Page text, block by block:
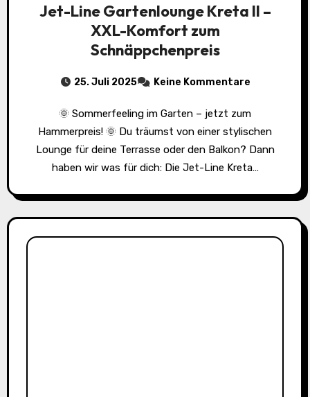
Jet-Line Gartenlounge Kreta II –
XXL-Komfort zum
Schnäppchenpreis
25. Juli 2025 Keine Kommentare
🌞 Sommerfeeling im Garten – jetzt zum
Hammerpreis! 🌞 Du träumst von einer stylischen
Lounge für deine Terrasse oder den Balkon? Dann
haben wir was für dich: Die Jet-Line Kreta…